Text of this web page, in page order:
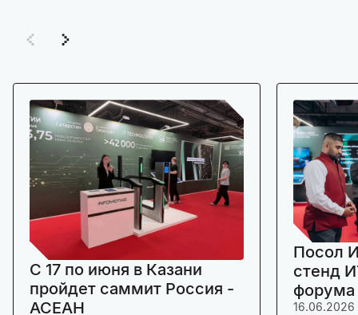
C 17 по июня в Казани
пройдет саммит Россия -
АСЕАН
Посол
стенд
16.06.2026